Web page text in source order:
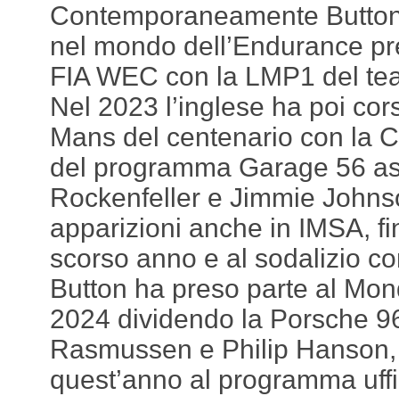
Contemporaneamente
nel mondo dell’Endurance
FIA WEC con la LMP1 del
Nel 2023 l’inglese ha poi
Mans del centenario con la
del programma Garage 56
Rockenfeller e Jimmie
apparizioni anche in IMSA,
scorso anno e al sodalizio
Button ha preso parte al
2024 dividendo la Porsche
Rasmussen e Philip
quest’anno al programma